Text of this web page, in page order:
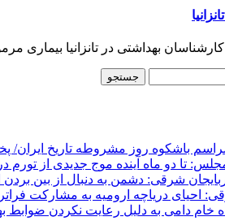
بهداشتی در تانزانیا بیماری
باشکوه روز مشروطه تاریخ ایران/
تا دو ماه آینده موج جدیدی از تورم
شرقی: دشمن به دنبال از بین
احیای دریاچه ارومیه به مشارکت